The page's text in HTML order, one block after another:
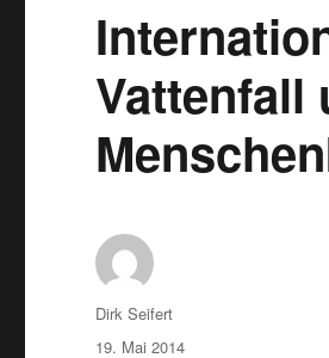
Vattenfall
Autor
Dirk Seifert
Veröffentlicht
19. Mai 2014